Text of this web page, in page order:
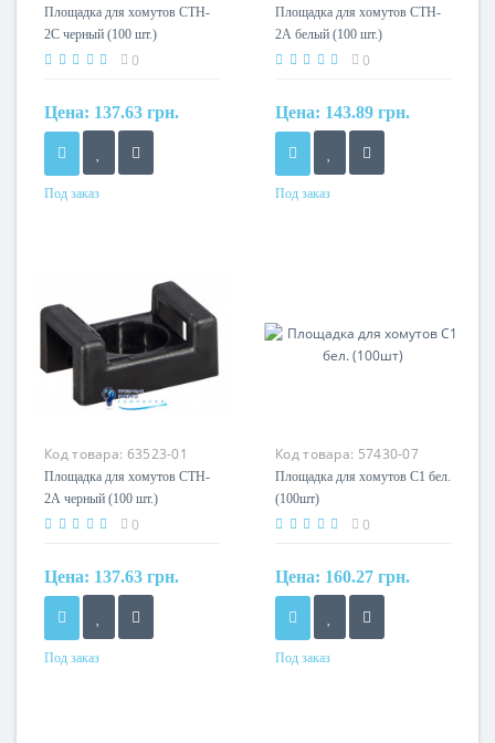
Площадка для хомутов CTH-
2C черный (100 шт.)
0
Цена: 137.63 грн.
Под заказ
Площадка для хомутов CTH-
2А белый (100 шт.)
0
Цена: 143.89 грн.
Под заказ
Код товара: 63523-01
Площадка для хомутов CTH-
2А черный (100 шт.)
0
Цена: 137.63 грн.
Под заказ
Код товара: 57430-07
Площадка для хомутов С1 бел.
(100шт)
0
Цена: 160.27 грн.
Под заказ